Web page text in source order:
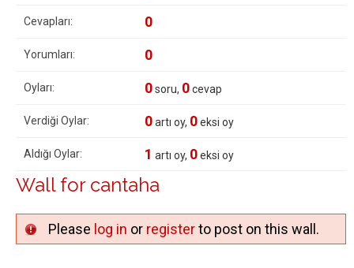
Cevapları: 0
Yorumları: 0
Oyları: 0soru, 0cevap
Verdiği Oylar: 0artı oy, 0eksi oy
Aldığı Oylar: 1 artı oy, 0eksi oy
Wall for cantaha
Please log in or registerto post on this wall.